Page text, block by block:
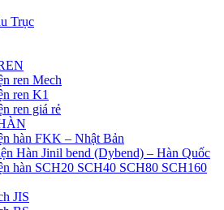
Trục
ren Mech
ren K1
ren giá rẻ
hàn FKK – Nhật Bản
Hàn Jinil bend (Dybend) – Hàn Quốc
hàn SCH20 SCH40 SCH80 SCH160
JIS